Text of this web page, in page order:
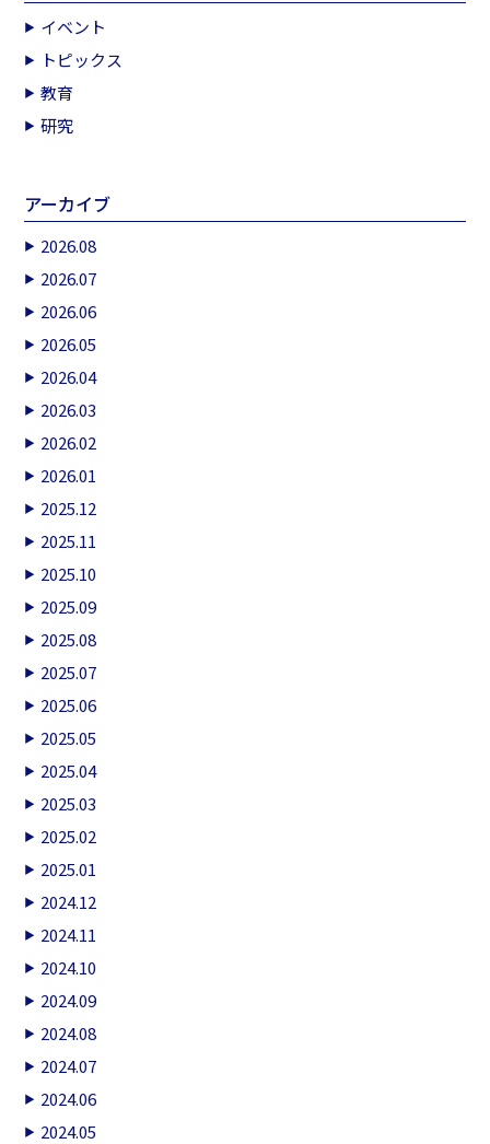
イベント
トピックス
教育
研究
アーカイブ
2026.08
2026.07
2026.06
2026.05
2026.04
2026.03
2026.02
2026.01
2025.12
2025.11
2025.10
2025.09
2025.08
2025.07
2025.06
2025.05
2025.04
2025.03
2025.02
2025.01
2024.12
2024.11
2024.10
2024.09
2024.08
2024.07
2024.06
2024.05